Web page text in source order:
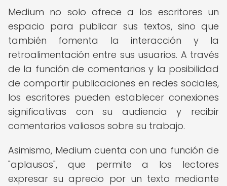
Medium no solo ofrece a los escritores un
espacio para publicar sus textos, sino que
también fomenta la interacción y la
retroalimentación entre sus usuarios. A través
de la función de comentarios y la posibilidad
de compartir publicaciones en redes sociales,
los escritores pueden establecer conexiones
significativas con su audiencia y recibir
comentarios valiosos sobre su trabajo.
Asimismo, Medium cuenta con una función de
"aplausos", que permite a los lectores
expresar su aprecio por un texto mediante